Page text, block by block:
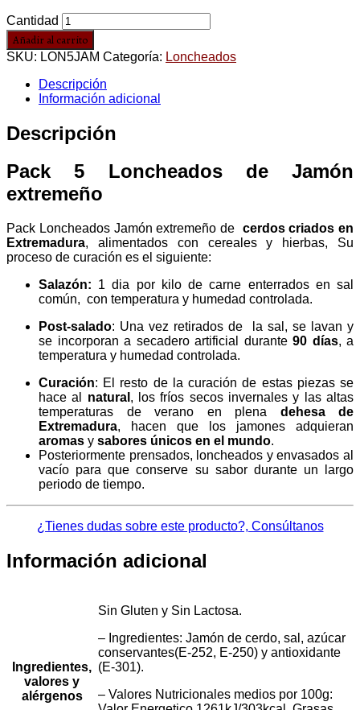
Cantidad
Añadir al carrito
SKU: LON5JAM Categoría: Loncheados
Descripción
Información adicional
Descripción
Pack 5 Loncheados de Jamón
extremeño
Pack Loncheados Jamón extremeño de cerdos criados en
Extremadura, alimentados con cereales y hierbas, Su
proceso de curación es el siguiente:
Salazón: 1 dia por kilo de carne enterrados en sal
común, con temperatura y humedad controlada.
Post-salado: Una vez retirados de la sal, se lavan y
se incorporan a secadero artificial durante 90 días, a
temperatura y humedad controlada.
Curación: El resto de la curación de estas piezas se
hace al natural , los fríos secos invernales y las altas
temperaturas de verano en plena dehesa de
Extremadura, hacen que los jamones adquieran
aromas y sabores únicos en el mundo.
Posteriormente prensados, loncheados y envasados al
vacío para que conserve su sabor durante un largo
periodo de tiempo.
¿Tienes dudas sobre este producto?, Consúltanos
Información adicional
Ingredientes,
valores y
alérgenos
Sin Gluten y Sin Lactosa.
– Ingredientes: Jamón de cerdo, sal, azúcar
conservantes(E-252, E-250) y antioxidante
(E-301).
– Valores Nutricionales medios por 100g: